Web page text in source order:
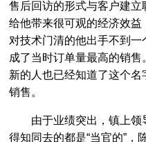
售后回访的形式与客户建
给他带来很可观的经济效益
对技术门清的他出手不到
成了当时订单量最高的销
新的人也已经知道了这个
销售。
由于业绩突出，镇上领
得知同去的都是“当官的”，